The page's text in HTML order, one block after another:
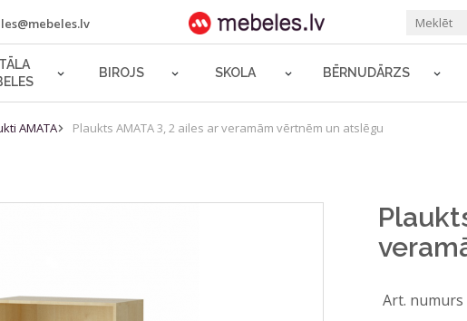
BIROJS SKOLA BĒRNUDĀRZS
AMATA Plaukts AMATA 3, 2 ailes ar veramām vērtnēm un atslēgu
Art. numurs